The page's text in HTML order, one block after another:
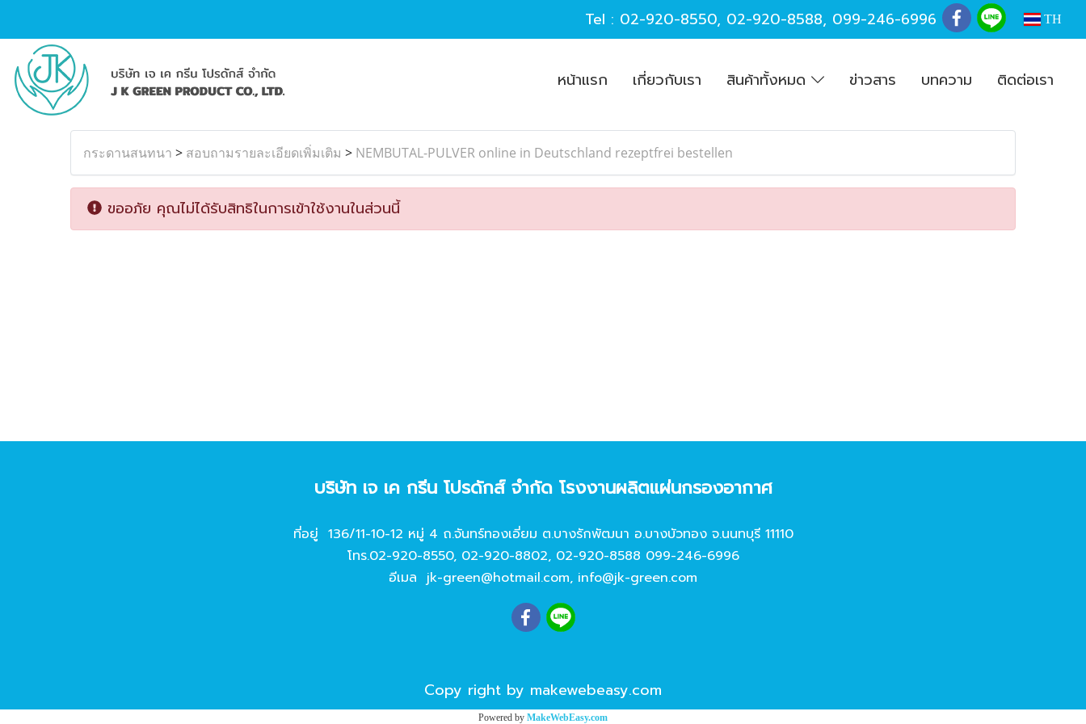
Tel : 02-920-8550, 02-920-8588, 099-246-6996 TH
หน้าแรก เกี่ยวกับเรา สินค้าทั้งหมด ข่าวสาร บทความ ติดต่อเรา
กระดานสนทนา > สอบถามรายละเอียดเพิ่มเติม > NEMBUTAL-PULVER online in Deutschland rezeptfrei bestellen
ขออภัย คุณไม่ได้รับสิทธิในการเข้าใช้งานในส่วนนี้
บริษัท เจ เค กรีน โปรดักส์ จํากัด โรงงานผลิตแผ่นกรองอากาศ
ที่อยู่ 136/11-10-12 หมู่ 4 ถ.จันทร์ทองเอี่ยม ต.บางรักพัฒนา อ.บางบัวทอง จ.นนทบุรี 11110
โทร.02-920-8550, 02-920-8802, 02-920-8588 099-246-6996
อีเมล jk-green@hotmail.com, info@jk-green.com
Copy right by makewebeasy.com
Powered by MakeWebEasy.com